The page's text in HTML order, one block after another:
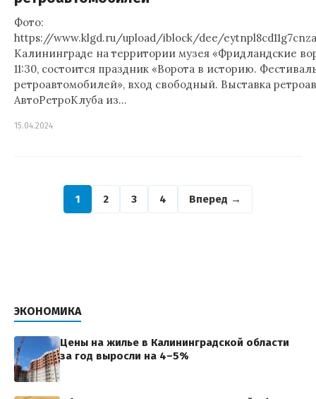
Фото:
https://www.klgd.ru/upload/iblock/dee/
Калининграде на территории музея «Фридландские
11:30, состоится праздник «Ворота в историю.
ретроавтомобилей», вход свободный. Выставка
АвтоРетроКлуба из…
15.04.2024
1 2 3 4 Вперед →
ЭКОНОМИКА
Цены на жилье в Калининградской области
за год выросли на 4–5%